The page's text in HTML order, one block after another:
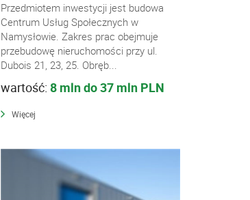
Przedmiotem inwestycji jest budowa
Centrum Usług Społecznych w
Namysłowie. Zakres prac obejmuje
przebudowę nieruchomości przy ul.
Dubois 21, 23, 25. Obręb...
wartość: 8 mln do 37 mln PLN
Więcej